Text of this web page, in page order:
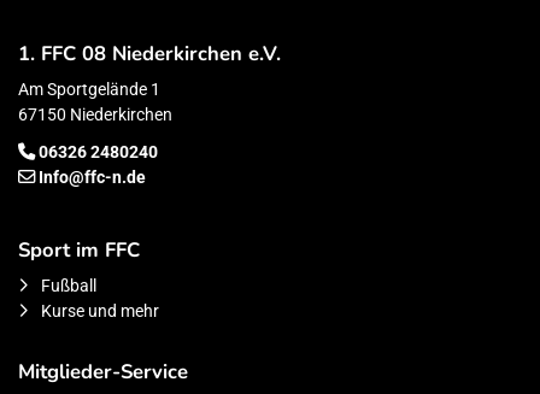
1. FFC 08 Niederkirchen e.V.
Am Sportgelände 1
67150 Niederkirchen
06326 2480240
Info@ffc-n.de
Sport im FFC
Fußball
Kurse und mehr
Mitglieder-Service